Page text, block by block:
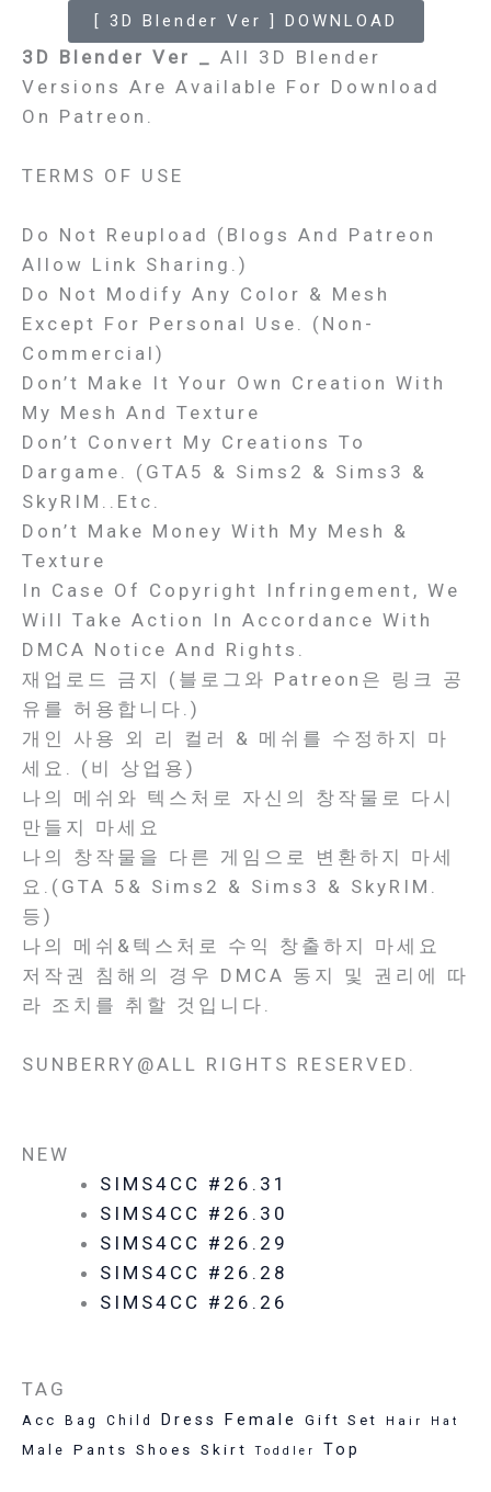
[ 3D Blender Ver ] DOWNLOAD
3D Blender Ver _ All 3D Blender
Versions Are Available For Download
On Patreon.
TERMS OF USE
Do Not Reupload (Blogs And Patreon
Allow Link Sharing.)
Do Not Modify Any Color & Mesh
Except For Personal Use. (Non-
Commercial)
Don’t Make It Your Own Creation With
My Mesh And Texture
Don’t Convert My Creations To
Dargame. (GTA5 & Sims2 & Sims3 &
SkyRIM..etc.
Don’t Make Money With My Mesh &
Texture
In Case Of Copyright Infringement, We
Will Take Action In Accordance With
DMCA Notice And Rights.
재업로드 금지 (블로그와 Patreon은 링크 공
유를 허용합니다.)
개인 사용 외 리 컬러 & 메쉬를 수정하지 마
세요. (비 상업용)
나의 메쉬와 텍스처로 자신의 창작물로 다시
만들지 마세요
나의 창작물을 다른 게임으로 변환하지 마세
요.(GTA 5& Sims2 & Sims3 & SkyRIM.
등)
나의 메쉬&텍스처로 수익 창출하지 마세요
저작권 침해의 경우 DMCA 동지 및 권리에 따
라 조치를 취할 것입니다.
SUNBERRY@ALL RIGHTS RESERVED.
NEW
SIMS4CC #26.31
SIMS4CC #26.30
SIMS4CC #26.29
SIMS4CC #26.28
SIMS4CC #26.26
TAG
Acc Bag Child Dress Female Gift Set Hair Hat
Male Pants Shoes Skirt Toddler Top